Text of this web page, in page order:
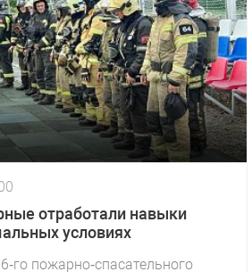
отработали навыки
условиях
пожарно‑спасательного